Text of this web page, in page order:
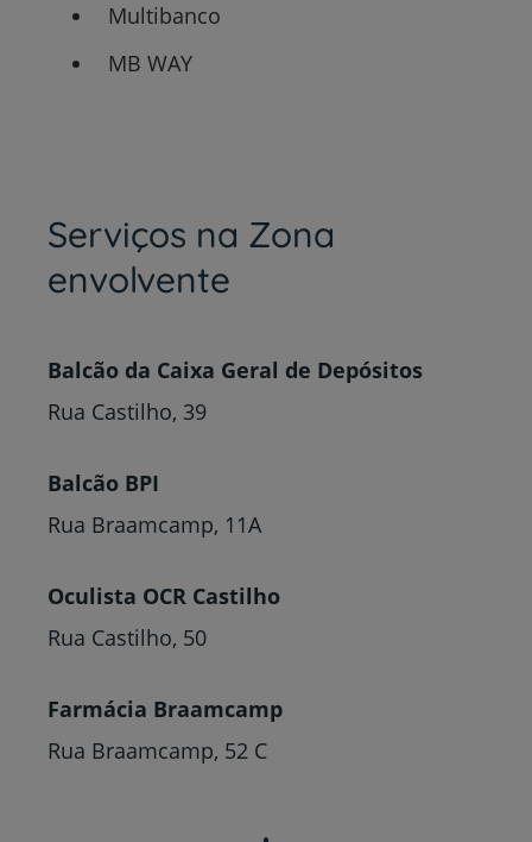
Multibanco
MB WAY
Serviços na Zona
envolvente
Balcão da Caixa Geral de Depósitos
Rua Castilho, 39
Balcão BPI
Rua Braamcamp, 11A
Oculista OCR Castilho
Rua Castilho, 50
Farmácia Braamcamp
Rua Braamcamp, 52 C